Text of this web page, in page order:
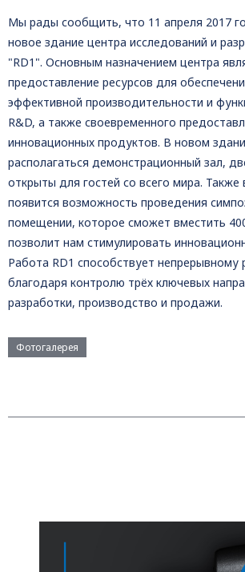
Мы рады сообщить, что 11 апреля 2017
новое здание центра исследований и
"RD1". Основным назначением центра
предоставление ресурсов для
эффективной производительности и
R&D, а также своевременного
инновационных продуктов. В новом
располагаться демонстрационный зал,
открыты для гостей со всего мира.
появится возможность проведения
помещении, которое сможет вместить
позволит нам стимулировать
Работа RD1 способствует непрерывному
благодаря контролю трёх ключевых
разработки, производство и продажи.
Фотогалерея